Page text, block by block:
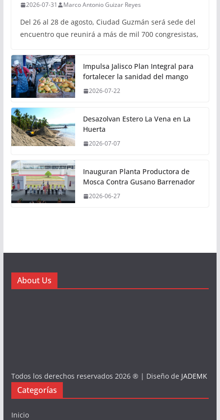
2026-07-31 Marco Antonio Guizar Reyes
Del 26 al 28 de agosto, Ciudad Guzmán será sede del
encuentro que reunirá a más de mil 700 congresistas,
Impulsa Jalisco Plan Integral para
fortalecer la sanidad del mango
2026-07-22
Desazolvan Estero La Vena en La
Huerta
2026-07-07
Inauguran Planta Productora de
Mosca Contra Gusano Barrenador
2026-06-27
About Us
Todos los derechos reservados 2026 ® | Diseño de JADEMK
Categorías
Inicio